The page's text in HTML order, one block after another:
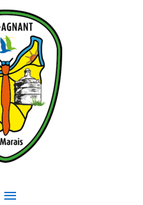
MENU